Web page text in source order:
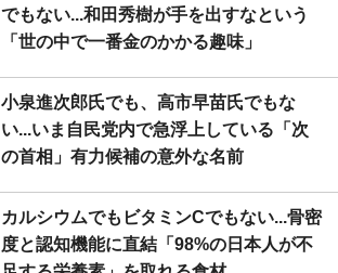
でもない...和田秀樹が手を出すなという
「世の中で一番金のかかる趣味」
小泉進次郎氏でも、高市早苗氏でもな
い...いま自民党内で急浮上している「次
の首相」有力候補の意外な名前
カルシウムでもビタミンCでもない...骨密
度と認知機能に直結「98%の日本人が不